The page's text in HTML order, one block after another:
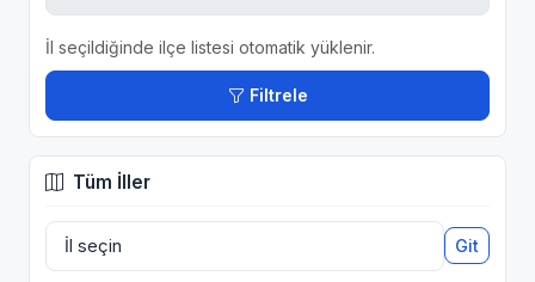
İl seçildiğinde ilçe listesi otomatik yüklenir.
Filtrele
Tüm İller
Git